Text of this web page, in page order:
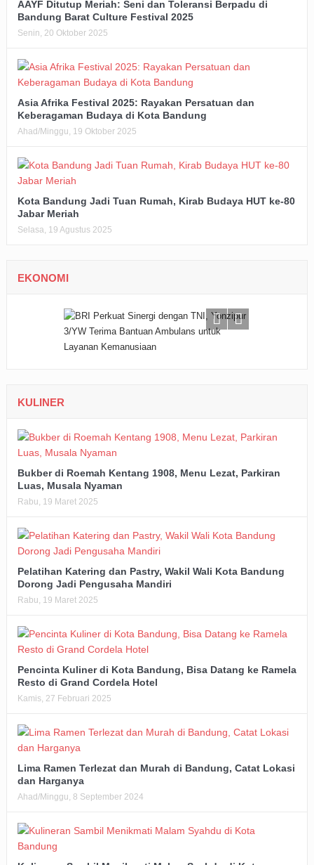
AAYF Ditutup Meriah: Seni dan Toleransi Berpadu di
Bandung Barat Culture Festival 2025
Senin, 20 Oktober 2025
Asia Afrika Festival 2025: Rayakan Persatuan dan
Keberagaman Budaya di Kota Bandung
Ahad/Minggu, 19 Oktober 2025
Kota Bandung Jadi Tuan Rumah, Kirab Budaya HUT ke-80
Jabar Meriah
Selasa, 19 Agustus 2025
EKONOMI
KULINER
Bukber di Roemah Kentang 1908, Menu Lezat, Parkiran
Luas, Musala Nyaman
Rabu, 19 Maret 2025
Pelatihan Katering dan Pastry, Wakil Wali Kota Bandung
Dorong Jadi Pengusaha Mandiri
Rabu, 19 Maret 2025
Pencinta Kuliner di Kota Bandung, Bisa Datang ke Ramela
Resto di Grand Cordela Hotel
Kamis, 27 Februari 2025
Lima Ramen Terlezat dan Murah di Bandung, Catat Lokasi
dan Harganya
Ahad/Minggu, 8 September 2024